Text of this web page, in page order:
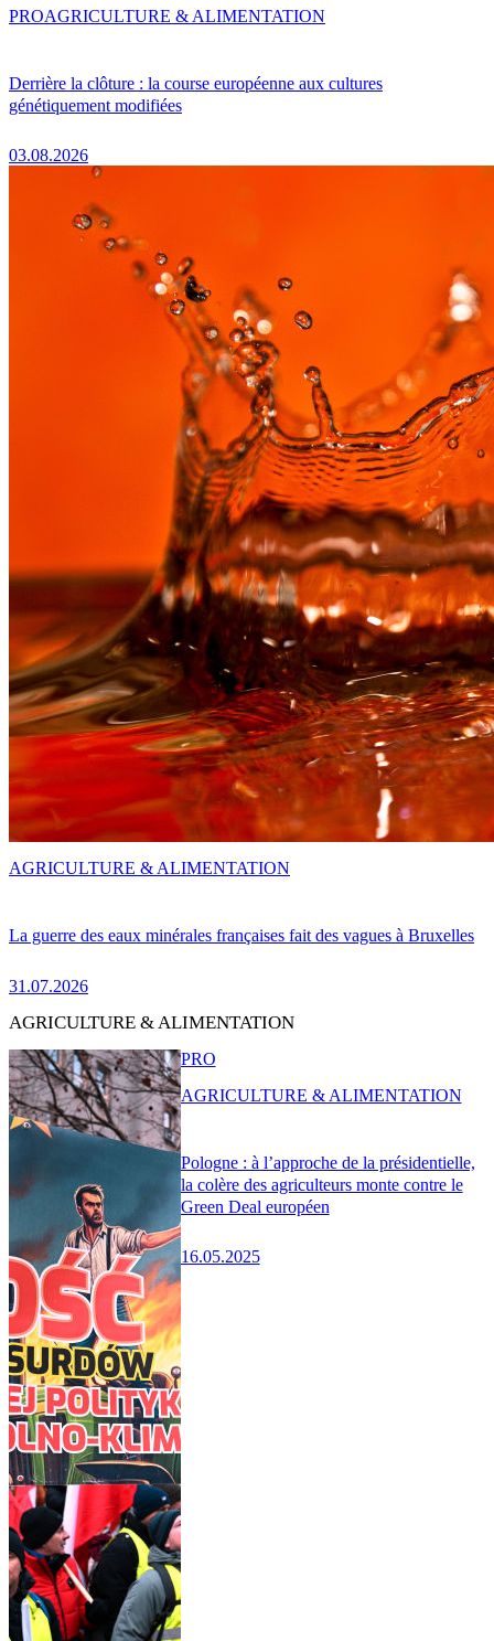
Derrière la clôture : la course européenne aux cultures
génétiquement modifiées
03.08.2026
PROAGRICULTURE & ALIMENTATION
La guerre des eaux minérales françaises fait des vagues à Bruxelles
31.07.2026
AGRICULTURE & ALIMENTATION
AGRICULTURE & ALIMENTATION
Pologne : à l’approche de la présidentielle,
la colère des agriculteurs monte contre le
Green Deal européen
16.05.2025
PRO
AGRICULTURE & ALIMENTATION